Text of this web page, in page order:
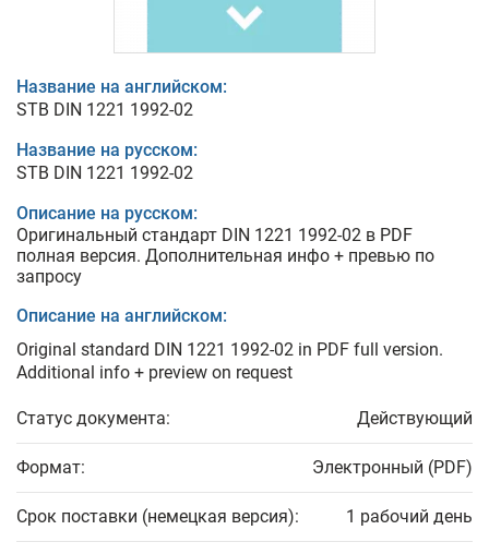
Название на английском:
STB DIN 1221 1992-02
Название на русском:
STB DIN 1221 1992-02
Описание на русском:
Оригинальный стандарт DIN 1221 1992-02 в PDF
полная версия. Дополнительная инфо + превью по
запросу
Описание на английском:
Original standard DIN 1221 1992-02 in PDF full version.
Additional info + preview on request
Статус документа: Действующий
Формат: Электронный (PDF)
Срок поставки (немецкая версия): 1 рабочий день